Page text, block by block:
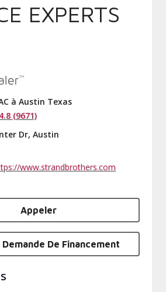
EXPERTS
à Austin Texas
4.8 (9671)
Dr, Austin
www.strandbrothers.com
Appeler
Demande De Financement